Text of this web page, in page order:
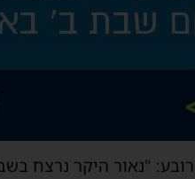
"נאור היקר נרצח